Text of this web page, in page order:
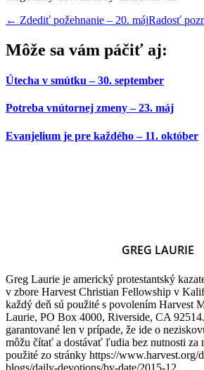
← Zdediť požehnanie – 20. májRadosť
Môže sa vám páčiť aj:
Útecha v smútku – 30. september
Potreba vnútornej zmeny – 23. máj
Evanjelium je pre každého – 11. október
GREG LAURIE
Greg Laurie je americký protestantský
v zbore Harvest Christian Fellowship v
každý deň sú použité s povolením Harvest
Laurie, PO Box 4000, Riverside, CA
garantované len v prípade, že ide o
môžu čítať a dostávať ľudia bez nutnosti za
použité zo stránky https://www.harvest.org/
blogs/daily-devotions/by-date/2015-12